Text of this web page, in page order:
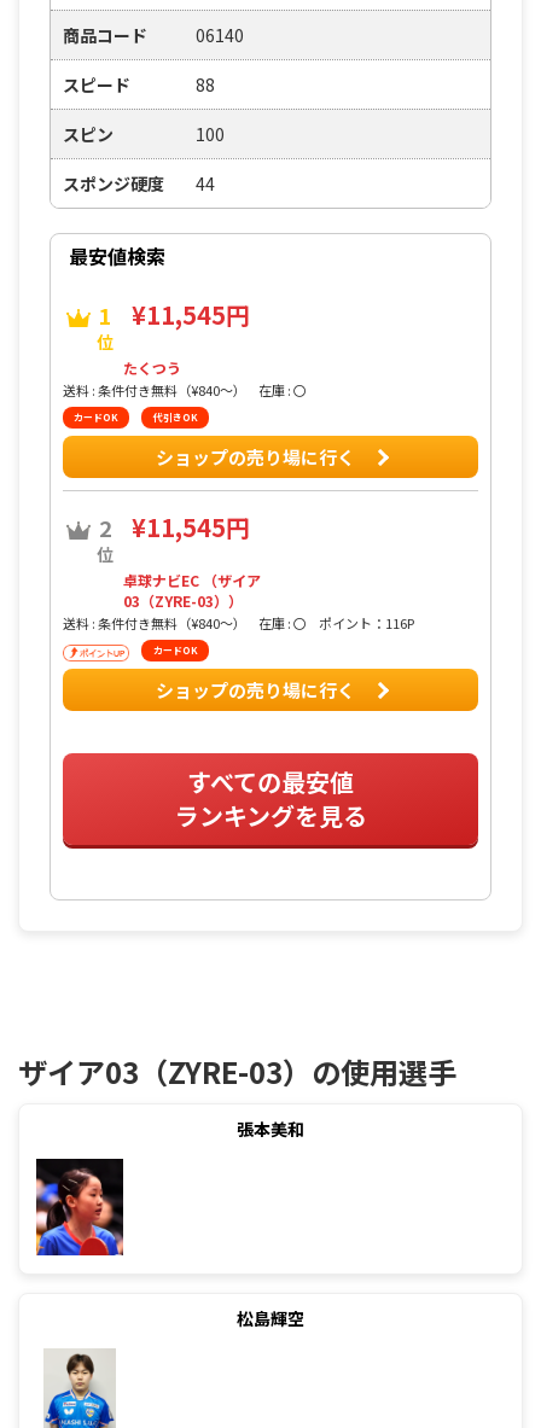
商品コード 06140
スピード 88
スピン 100
スポンジ硬度 44
最安値検索
1
位
¥11,545円
たくつう
送料 : 条件付き無料（¥840〜） 在庫 : 〇
カードOK 代引きOK
ショップの売り場に行く
2
位
¥11,545円
卓球ナビEC （ザイア
03（ZYRE-03））
送料 : 条件付き無料（¥840〜） 在庫 : 〇 ポイント：116P
カードOK
ショップの売り場に行く
すべての最安値
ランキングを見る
ザイア03（ZYRE-03）の使用選手
張本美和
松島輝空